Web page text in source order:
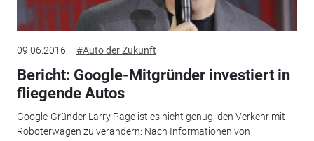
09.06.2016 #Auto der Zukunft
Bericht: Google-Mitgründer investiert in
fliegende Autos
Google-Gründer Larry Page ist es nicht genug, den Verkehr mit
Roboterwagen zu verändern: Nach Informationen von